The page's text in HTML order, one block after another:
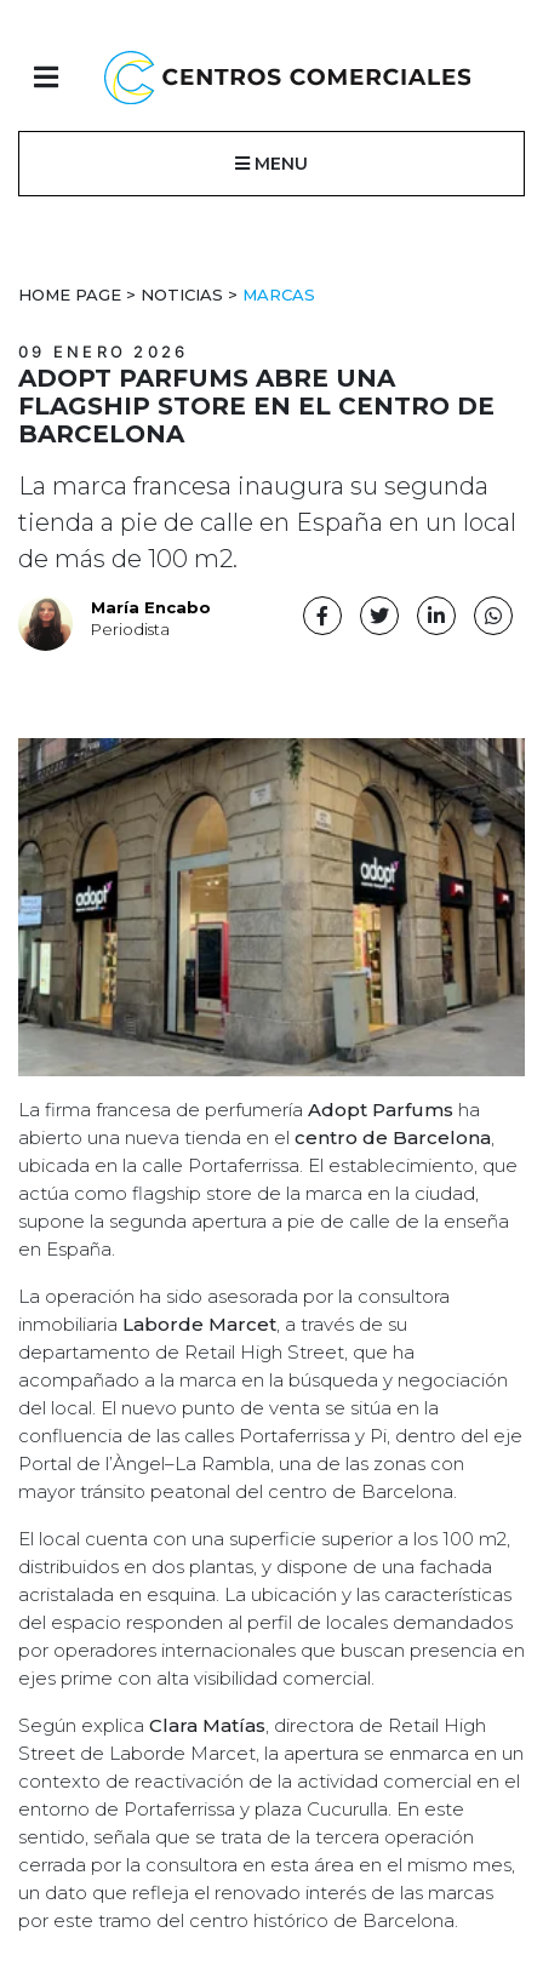
MENU
HOME PAGE > NOTICIAS > MARCAS
09 ENERO 2026
ADOPT PARFUMS ABRE UNA
FLAGSHIP STORE EN EL CENTRO DE
BARCELONA
La marca francesa inaugura su segunda
tienda a pie de calle en España en un local
de más de 100 m2.
María Encabo
Periodista
La firma francesa de perfumería Adopt Parfums ha
abierto una nueva tienda en el centro de Barcelona
ubicada en la calle Portaferrissa. El establecimiento, que
actúa como flagship store de la marca en la ciudad,
supone la segunda apertura a pie de calle de la enseña
en España.
La operación ha sido asesorada por la consultora
inmobiliaria Laborde Marcet , a través de su
departamento de Retail High Street, que ha
acompañado a la marca en la búsqueda y negociación
del local. El nuevo punto de venta se sitúa en la
confluencia de las calles Portaferrissa y Pi, dentro del eje
Portal de l’Àngel–La Rambla, una de las zonas con
mayor tránsito peatonal del centro de Barcelona.
El local cuenta con una superficie superior a los 100 m2,
distribuidos en dos plantas, y dispone de una fachada
acristalada en esquina. La ubicación y las características
del espacio responden al perfil de locales demandados
por operadores internacionales que buscan presencia en
ejes prime con alta visibilidad comercial.
Según explica Clara Matías , directora de Retail High
Street de Laborde Marcet, la apertura se enmarca en un
contexto de reactivación de la actividad comercial en el
entorno de Portaferrissa y plaza Cucurulla. En este
sentido, señala que se trata de la tercera operación
cerrada por la consultora en esta área en el mismo mes,
un dato que refleja el renovado interés de las marcas
por este tramo del centro histórico de Barcelona.